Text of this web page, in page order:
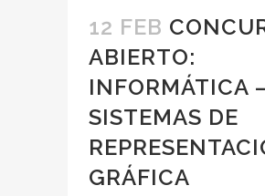
12 FEB
ABIERTO:
INFORMÁTICA –
SISTEMAS DE
GRÁFICA